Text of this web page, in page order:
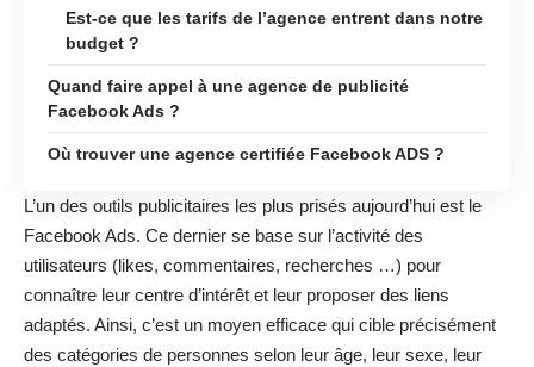
Est-ce que les tarifs de l’agence entrent dans notre
budget ?
Quand faire appel à une agence de publicité
Facebook Ads ?
Où trouver une agence certifiée Facebook ADS ?
L’un des outils publicitaires les plus prisés aujourd’hui est le
Facebook Ads. Ce dernier se base sur l’activité des
utilisateurs (likes, commentaires, recherches …) pour
connaître leur centre d’intérêt et leur proposer des liens
adaptés. Ainsi, c’est un moyen efficace qui cible précisément
des catégories de personnes selon leur âge, leur sexe, leur